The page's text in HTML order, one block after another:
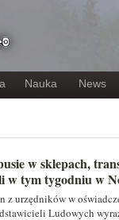
Nauka News
w sklepach,
w tym tygodniu w
z urzędników w
Ludowych